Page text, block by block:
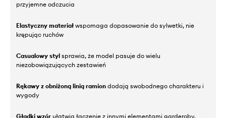
przyjemne odczucia
Elastyczny materiał wspomaga dopasowanie do sylwetki, nie
krępując ruchów
Casualowy styl sprawia, że model pasuje do wielu
niezobowiązujących zestawień
Rękawy z obniżoną linią ramion dodają swobodnego charakteru i
wygody
Gładki wzór ułatwia łączenie z innymi elementami garderoby,